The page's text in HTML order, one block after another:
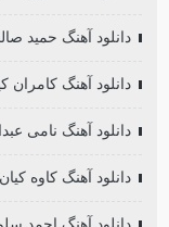
دانلود آهنگ حمید
دانلود آهنگ کامران
دانلود آهنگ نامی
دانلود آهنگ کاوه